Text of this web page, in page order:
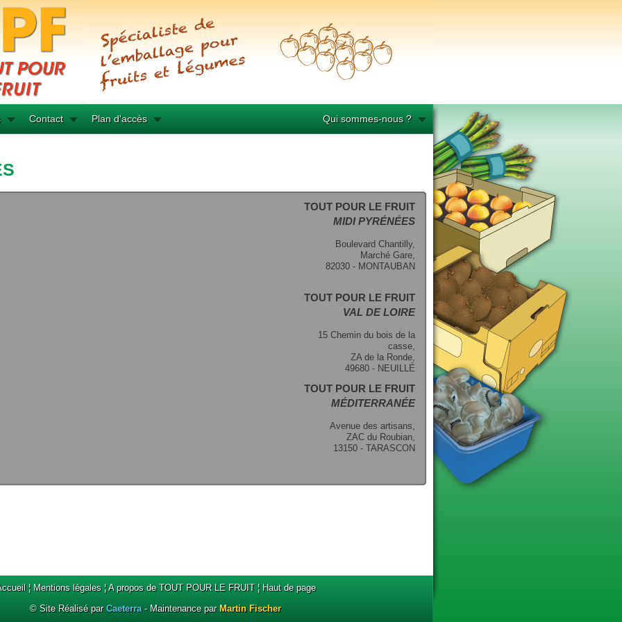
Contact Plan d'accès Qui sommes-nous ?
TOUT POUR LE FRUIT
MIDI PYRÉNÉES
Boulevard Chantilly,
Marché Gare,
82030 - MONTAUBAN
TOUT POUR LE FRUIT
VAL DE LOIRE
15 Chemin du bois de la
casse,
ZA de la Ronde,
49680 - NEUILLÉ
TOUT POUR LE FRUIT
MÉDITERRANÉE
Avenue des artisans,
ZAC du Roubian,
13150 - TARASCON
¦ Mentions légales¦A propos de TOUT POUR LE FRUIT¦ Haut de page
© Site Réalisé par Caeterra- Maintenance par Martin Fischer